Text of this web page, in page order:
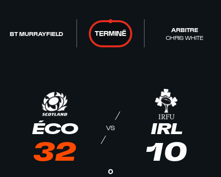
BT MURRAYFIELD TERMINÉ
ARBITRE
CHRIS WHITE
ÉCO
32
VS IRL
10
0